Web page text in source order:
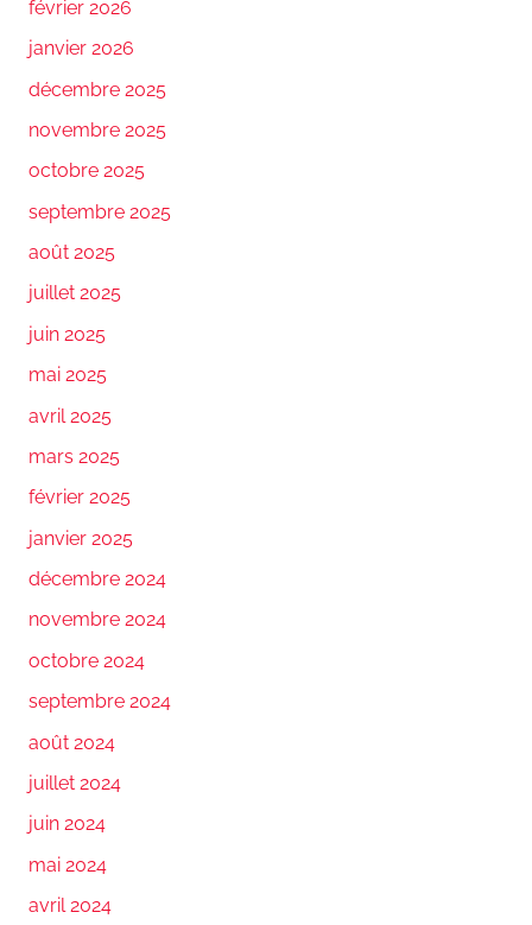
février 2026
janvier 2026
décembre 2025
novembre 2025
octobre 2025
septembre 2025
août 2025
juillet 2025
juin 2025
mai 2025
avril 2025
mars 2025
février 2025
janvier 2025
décembre 2024
novembre 2024
octobre 2024
septembre 2024
août 2024
juillet 2024
juin 2024
mai 2024
avril 2024